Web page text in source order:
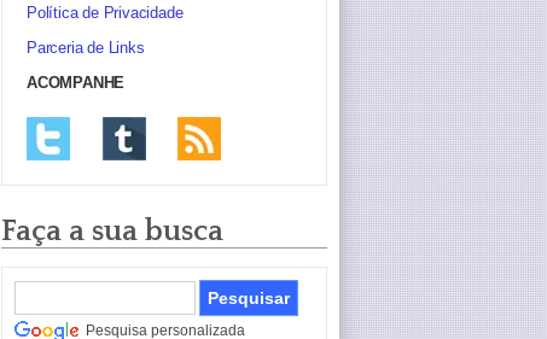
Política de Privacidade
Parceria de Links
ACOMPANHE
Faça a sua busca
Pesquisa personalizada